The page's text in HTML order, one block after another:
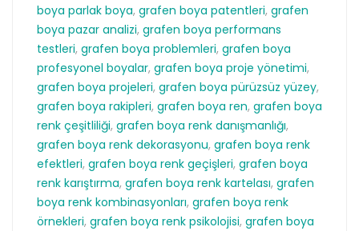
boya parlak boya, grafen boya patentleri, grafen
boya pazar analizi, grafen boya performans
testleri, grafen boya problemleri, grafen boya
profesyonel boyalar, grafen boya proje yönetimi,
grafen boya projeleri, grafen boya pürüzsüz yüzey,
grafen boya rakipleri, grafen boya ren, grafen boya
renk çeşitliliği, grafen boya renk danışmanlığı,
grafen boya renk dekorasyonu, grafen boya renk
efektleri, grafen boya renk geçişleri, grafen boya
renk karıştırma, grafen boya renk kartelası, grafen
boya renk kombinasyonları, grafen boya renk
örnekleri, grafen boya renk psikolojisi, grafen boya